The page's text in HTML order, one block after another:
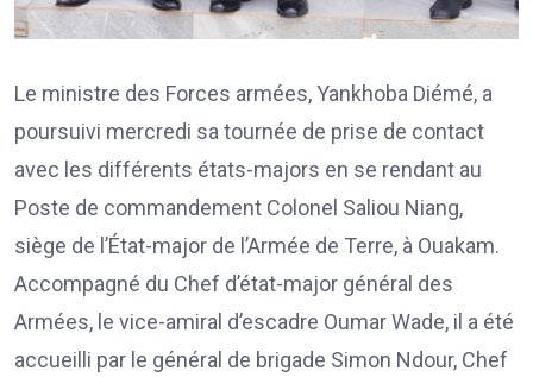
Le ministre des Forces armées, Yankhoba Diémé, a
poursuivi mercredi sa tournée de prise de contact
avec les différents états-majors en se rendant au
Poste de commandement Colonel Saliou Niang,
siège de l’État-major de l’Armée de Terre, à Ouakam.
Accompagné du Chef d’état-major général des
Armées, le vice-amiral d’escadre Oumar Wade, il a été
accueilli par le général de brigade Simon Ndour, Chef